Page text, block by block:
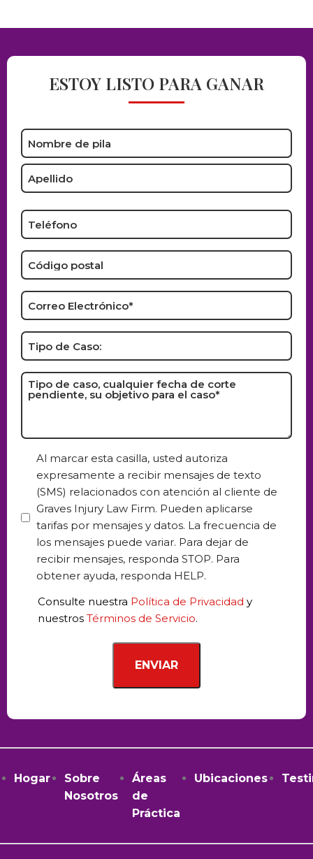
ESTOY LISTO PARA GANAR
Name
*
Phone
*
Zip
Code
*
Email
*
Case
Type:
Type
of
Any
Date,
Your
Objective
for
the
Case
Consent
Al marcar esta casilla, usted autoriza
expresamente a recibir mensajes de texto
(SMS) relacionados con atención al cliente de
Graves Injury Law Firm. Pueden aplicarse
tarifas por mensajes y datos. La frecuencia de
los mensajes puede variar. Para dejar de
recibir mensajes, responda STOP. Para
obtener ayuda, responda HELP.
Consulte nuestra Política de Privacidad y
nuestrosTérminos de Servicio.
Hogar
Sobre
Nosotros
Áreas
de
Práctica
Ubicaciones